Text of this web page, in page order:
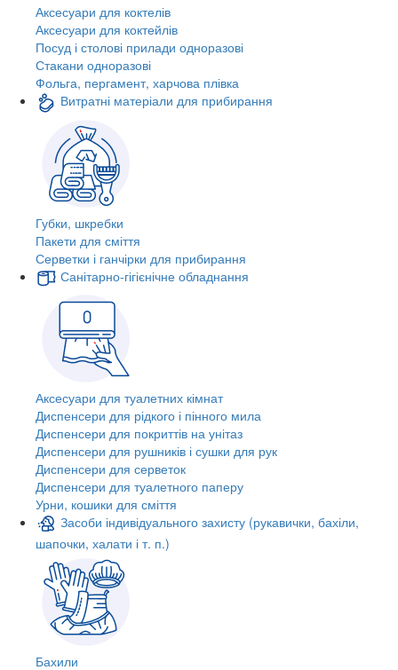
Аксесуари для коктелів
Аксесуари для коктейлів
Посуд і столові прилади одноразові
Стакани одноразові
Фольга, пергамент, харчова плівка
Витратні матеріали для прибирання
Губки, шкребки
Пакети для сміття
Серветки і ганчірки для прибирання
Санітарно-гігієнічне обладнання
Аксесуари для туалетних кімнат
Диспенсери для рідкого і пінного мила
Диспенсери для покриттів на унітаз
Диспенсери для рушників і сушки для рук
Диспенсери для серветок
Диспенсери для туалетного паперу
Урни, кошики для сміття
Засоби індивідуального захисту (рукавички, бахіли,
шапочки, халати і т. п.)
Бахили